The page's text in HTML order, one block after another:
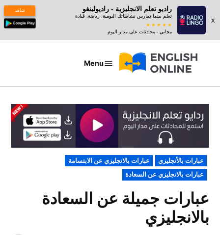
x
راديو تعلم الانجليزية - راديولينغو
تعلم بينما تمارس نشاطاتك اليومية, رياضة, قيادة
مجاني - محادثات على مدار اليوم
شاهد
عبارات
Menu
POSTED
IN
عبارات بالأنجليزي
عبارات بالانجليزي عن الابتسامة
عبارات بالانجليزي عن السعادة
عبارات جميلة عن السعادة
بالانجليزي